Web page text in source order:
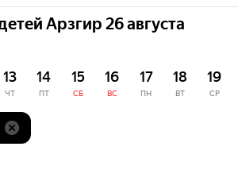
Арзгир 26 августа
13
ЧТ
14
ПТ
15
СБ
16
ВС
17
ПН
18
ВТ
19
СР